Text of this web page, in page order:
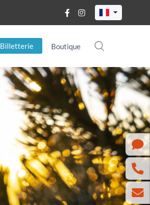
Billetterie Boutique